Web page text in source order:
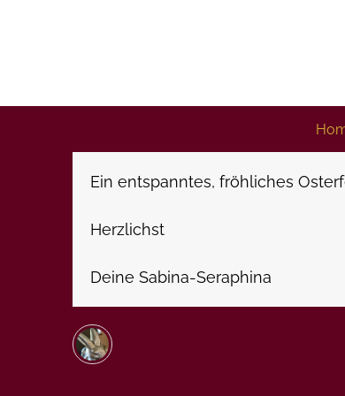
Ein entspanntes, fröhliches
Herzlichst
Deine Sabina-Seraphina